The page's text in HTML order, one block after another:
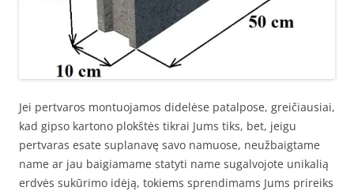
Jei pertvaros montuojamos didelėse patalpose, greičiausiai,
kad gipso kartono plokštės tikrai Jums tiks, bet, jeigu
pertvaras esate suplanavę savo namuose, neužbaigtame
name ar jau baigiamame statyti name sugalvojote unikalią
erdvės sukūrimo idėją, tokiems sprendimams Jums prireiks